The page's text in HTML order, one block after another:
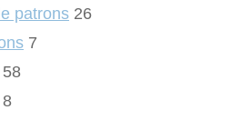
patrons 26
7
58
8